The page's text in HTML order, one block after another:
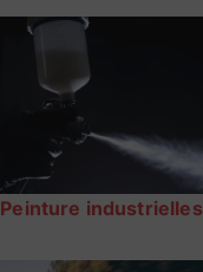
Peinture industrielles